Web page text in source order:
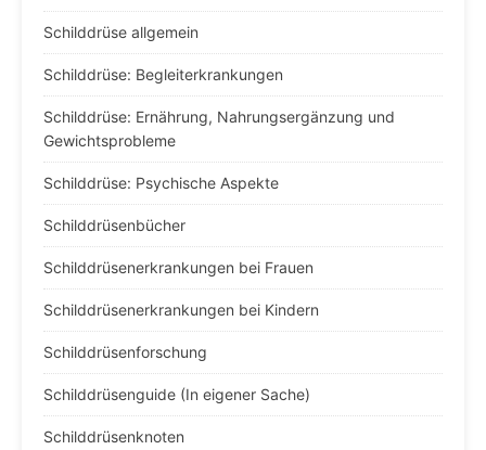
Schilddrüse allgemein
Schilddrüse: Begleiterkrankungen
Schilddrüse: Ernährung, Nahrungsergänzung und
Gewichtsprobleme
Schilddrüse: Psychische Aspekte
Schilddrüsenbücher
Schilddrüsenerkrankungen bei Frauen
Schilddrüsenerkrankungen bei Kindern
Schilddrüsenforschung
Schilddrüsenguide (In eigener Sache)
Schilddrüsenknoten